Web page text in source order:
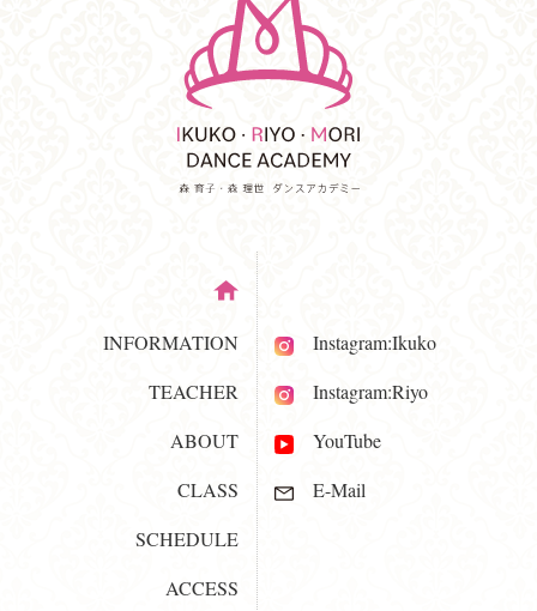
INFORMATION
TEACHER
ABOUT
CLASS
SCHEDULE
ACCESS
Instagram:Ikuko
Instagram:Riyo
YouTube
E-Mail